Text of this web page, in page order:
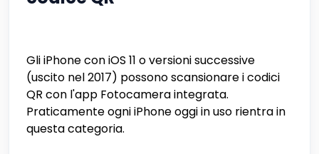
Gli iPhone con iOS 11 o versioni successive
(uscito nel 2017) possono scansionare i codici
QR con l'app Fotocamera integrata.
Praticamente ogni iPhone oggi in uso rientra in
questa categoria.